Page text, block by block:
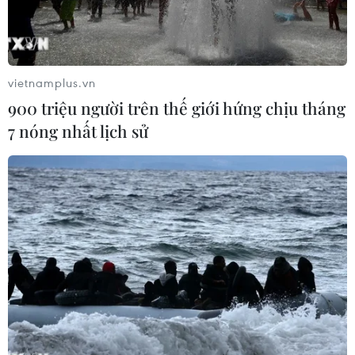
Quang cảnh bên ngoài tòa nhà quốc hội Moldova. (Nguồn:
Casamare)
Ngày 15/6, Tòa án Hiến pháp Moldova đã tuyên
bố hủy bỏ một số phán quyết gần đây, trong đó
có phán quyết giải tán Quốc hội và không công
nhận chính phủ của ông Maia Sandu.
vietnamplus.vn
900 triệu người trên thế giới hứng chịu tháng
7 nóng nhất lịch sử